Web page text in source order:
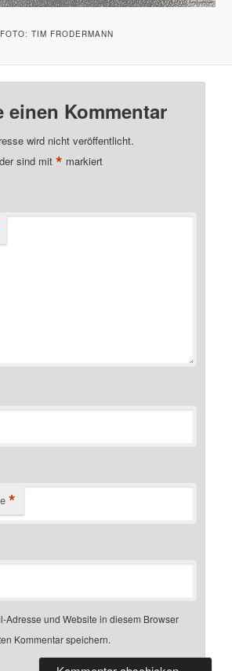
FOTO: TIM FRODERMANN
einen Kommentar
wird nicht veröffentlicht.
sind mit* markiert
*
Adresse und Website in diesem Browser
Kommentar speichern.